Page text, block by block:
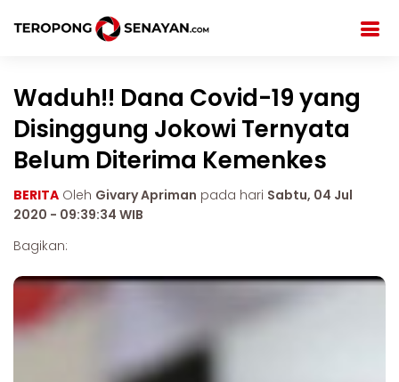
Waduh!! Dana Covid-19 yang
Disinggung Jokowi Ternyata
Belum Diterima Kemenkes
BERITA Oleh Givary Apriman pada hari Sabtu, 04 Jul
2020 - 09:39:34 WIB
Bagikan: